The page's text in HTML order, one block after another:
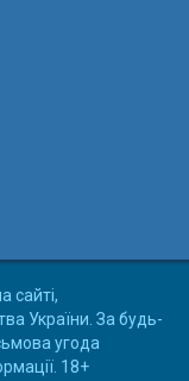
сайті,
України. За будь-
угода
18+